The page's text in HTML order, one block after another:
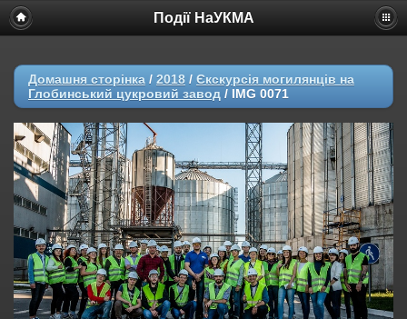
Події НаУКМА
Домашня сторінка / 2018 / Єкскурсія могилянців на
Глобинський цукровий завод / IMG 0071